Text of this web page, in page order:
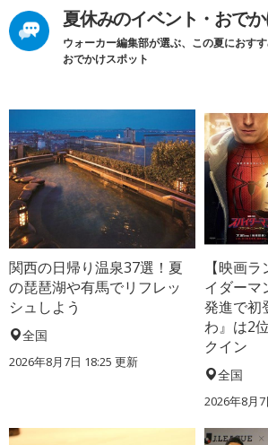
夏休みのイベント・おで
ウォーカー編集部が選ぶ、この夏におす
おでかけスポット
関西の日帰り温泉37選！夏
の琵琶湖や有馬でリフレッ
シュしよう
全国
2026年8月7日 18:25 更新
【映画
イダーマ
発進で初
わ』は2
クイン
全国
2026年8月